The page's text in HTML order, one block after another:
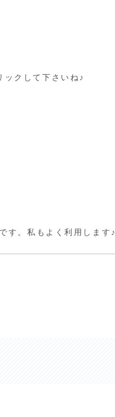
クして下さいね♪
す。私もよく利用します♪